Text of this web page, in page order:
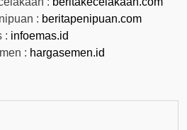
: beritapenipuan.com
: infoemas.id
: hargasemen.id